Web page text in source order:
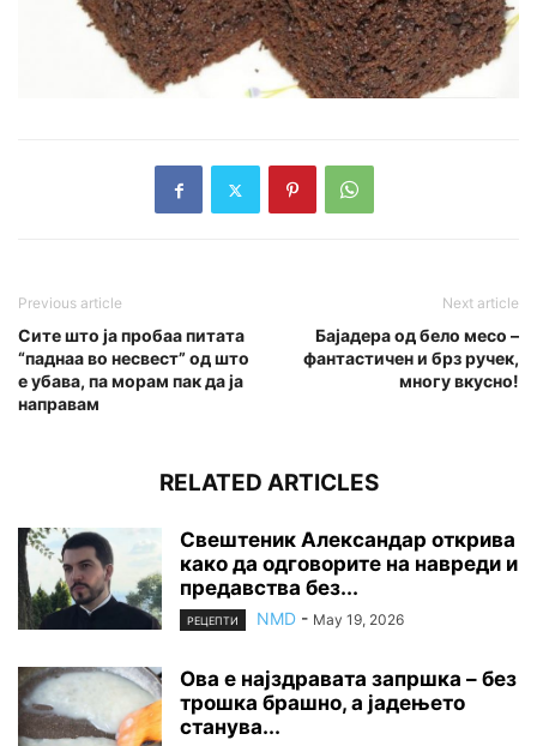
Previous article
Сите што ја пробаа питата
“паднаа во несвест” од што
е убава, па морам пак да ја
направам
Next article
Бајадера од бело месо –
фантастичен и брз ручек,
многу вкусно!
RELATED ARTICLES
Свештеник Александар открива
како да одговорите на навреди и
предавства без...
РЕЦЕПТИ NMD - May 19, 2026
Ова е најздравата запршка – без
трошка брашно, а јадењето
станува...